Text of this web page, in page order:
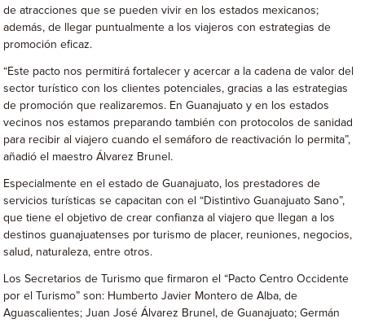
de atracciones que se pueden vivir en los estados mexicanos;
además, de llegar puntualmente a los viajeros con estrategias de
promoción eficaz.
“Este pacto nos permitirá fortalecer y acercar a la cadena de valor del
sector turístico con los clientes potenciales, gracias a las estrategias
de promoción que realizaremos. En Guanajuato y en los estados
vecinos nos estamos preparando también con protocolos de sanidad
para recibir al viajero cuando el semáforo de reactivación lo permita”,
añadió el maestro Álvarez Brunel.
Especialmente en el estado de Guanajuato, los prestadores de
servicios turísticas se capacitan con el “Distintivo Guanajuato Sano”,
que tiene el objetivo de crear confianza al viajero que llegan a los
destinos guanajuatenses por turismo de placer, reuniones, negocios,
salud, naturaleza, entre otros.
Los Secretarios de Turismo que firmaron el “Pacto Centro Occidente
por el Turismo” son: Humberto Javier Montero de Alba, de
Aguascalientes; Juan José Álvarez Brunel, de Guanajuato; Germán